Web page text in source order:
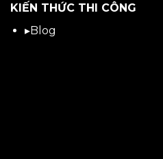
KIẾN THỨC THI CÔNG
▸Blog